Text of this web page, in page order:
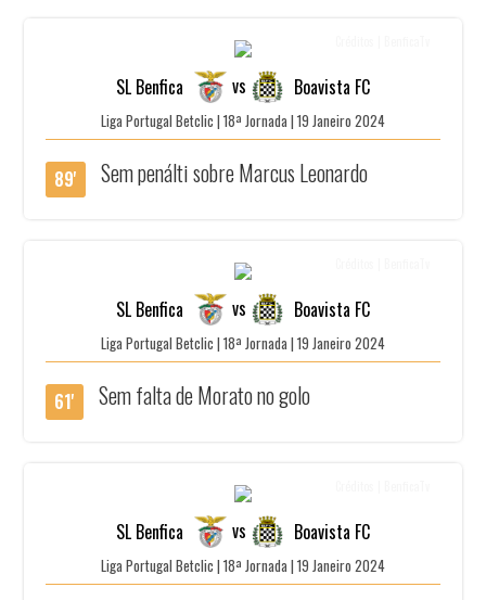
SL Benfica vs Boavista FC
Liga Portugal Betclic | 18ª Jornada | 19 Janeiro 2024
89' Sem penálti sobre Marcus Leonardo
SL Benfica vs Boavista FC
Liga Portugal Betclic | 18ª Jornada | 19 Janeiro 2024
61' Sem falta de Morato no golo
SL Benfica vs Boavista FC
Liga Portugal Betclic | 18ª Jornada | 19 Janeiro 2024